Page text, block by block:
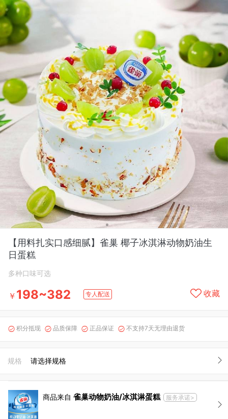
【用料扎实口感细腻】雀巢 椰子冰淇淋动物奶油生
日蛋糕
多种口味可选
￥ 198~382 专人配送 收藏
 积分抵现  品质保障  正品保证  不支持7天无理由退货
规格 请选择规格
商品来自 雀巢动物奶油/冰淇淋蛋糕 服务承诺>